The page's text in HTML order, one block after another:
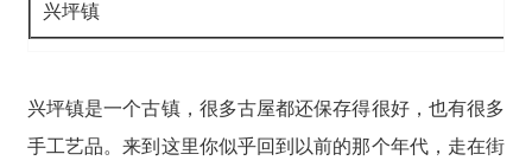
兴坪镇
兴坪镇是一个古镇，很多古屋都还保存得很好，也有很多
手工艺品。来到这里你似乎回到以前的那个年代，走在街